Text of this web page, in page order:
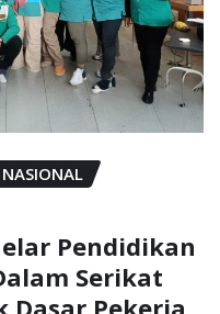
NASIONAL
Pendidikan
Serikat
Dasar Pekerja